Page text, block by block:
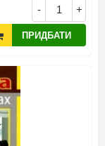
- +
ПРИДБАТИ